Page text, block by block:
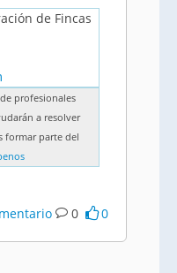
de Fincas
profesionales
a resolver
formar parte del
0 0